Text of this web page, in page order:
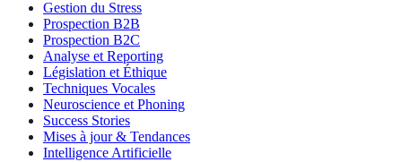
Gestion du Stress
Prospection B2B
Prospection B2C
Analyse et Reporting
Législation et Éthique
Techniques Vocales
Neuroscience et Phoning
Success Stories
Mises à jour & Tendances
Intelligence Artificielle